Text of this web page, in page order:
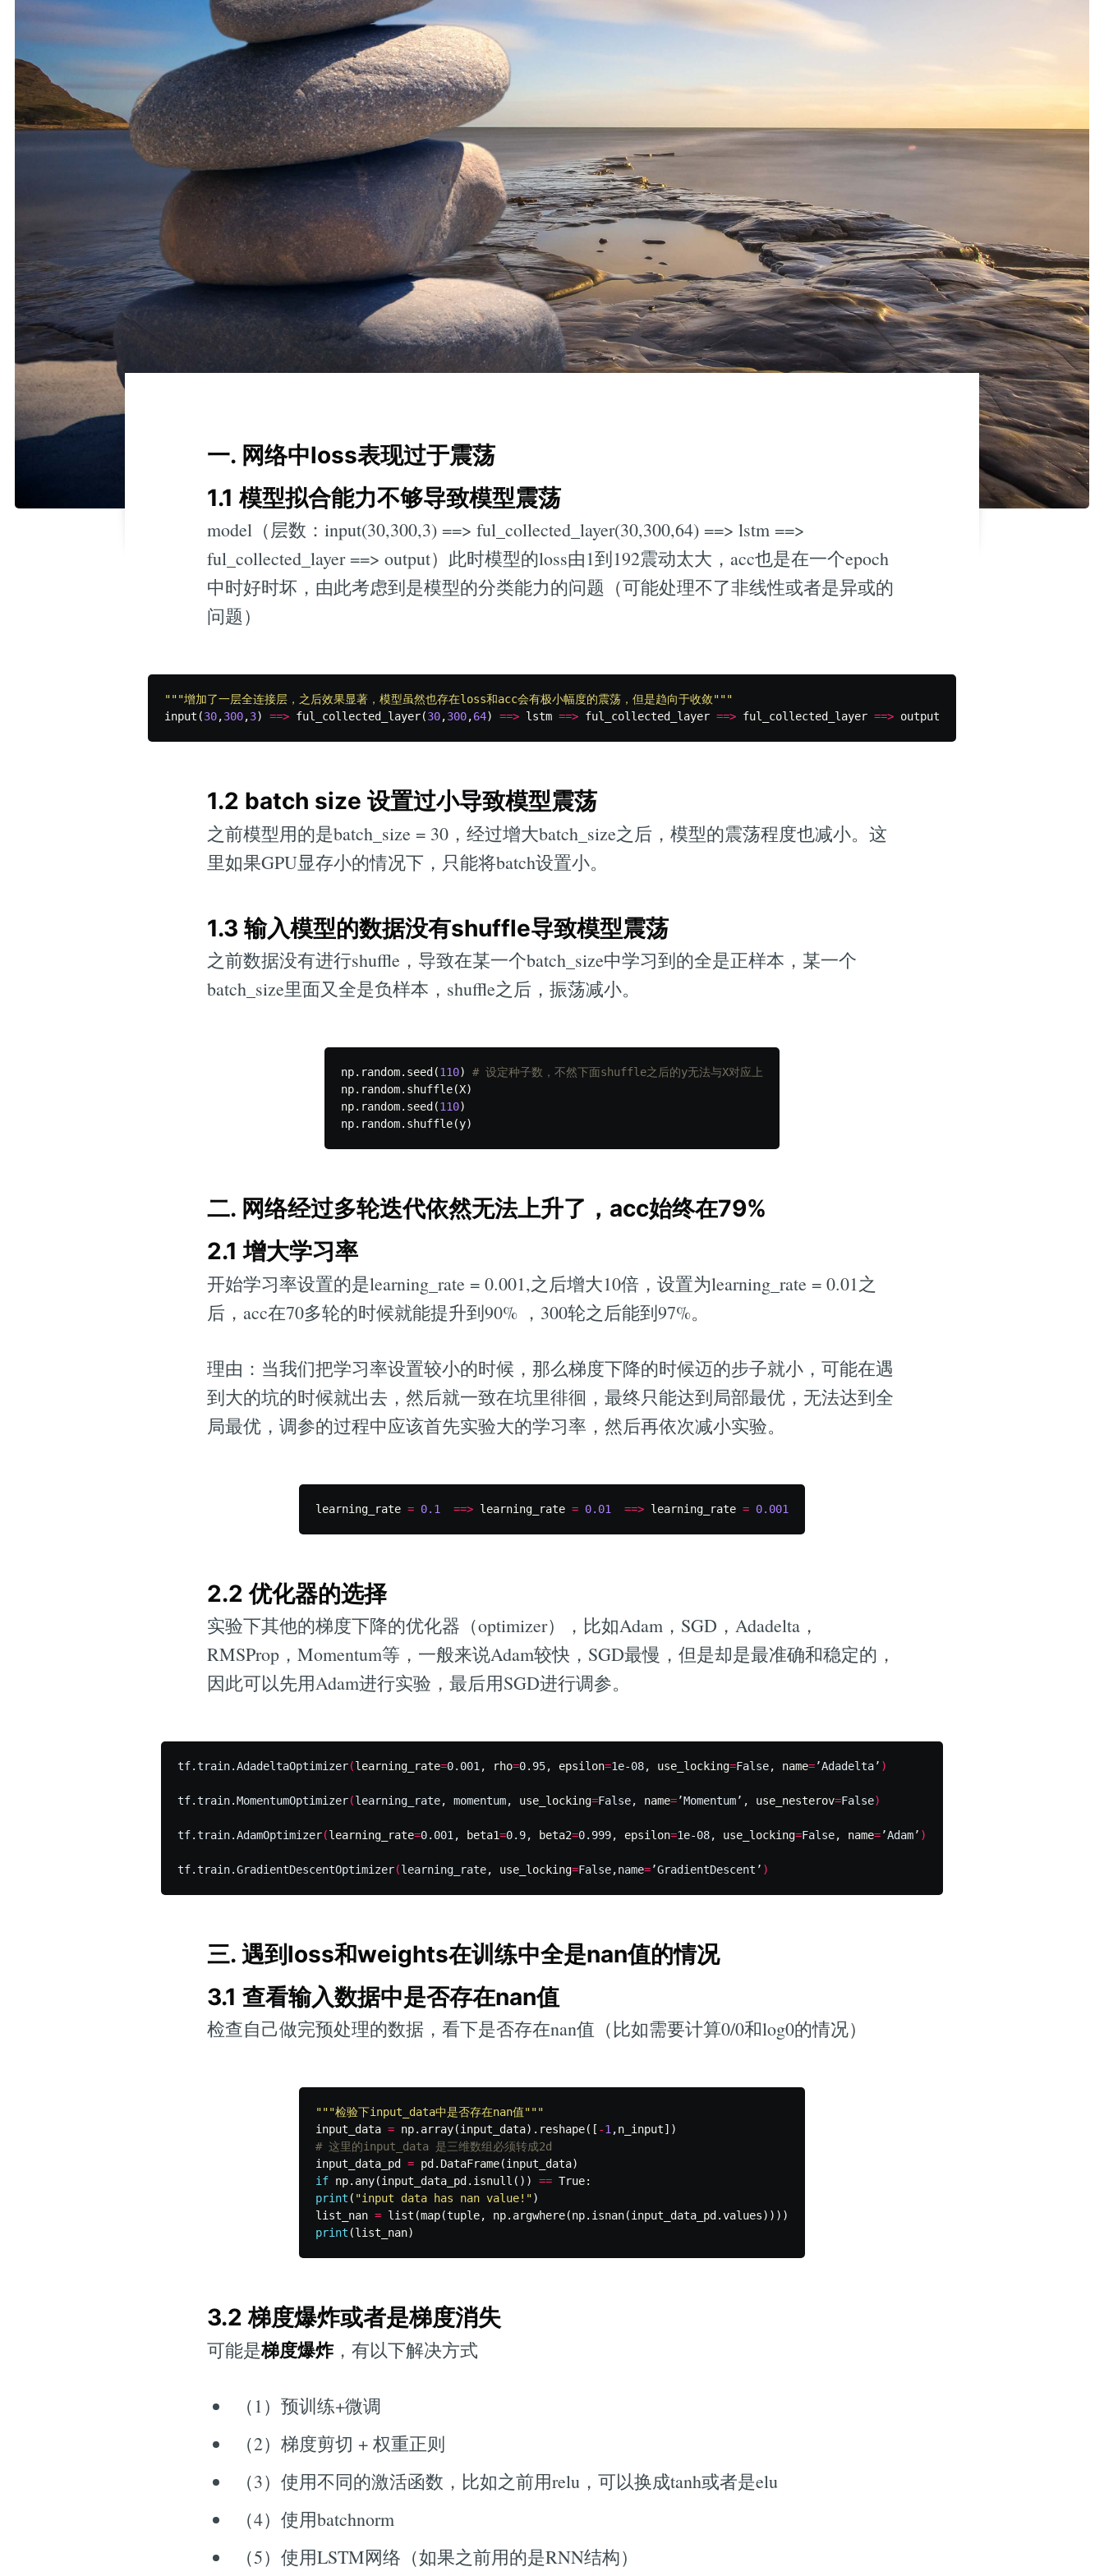
一. 网络中loss表现过于震荡
1.1 模型拟合能力不够导致模型震荡
model（层数：input(30,300,3) ==> ful_collected_layer(30,300,64) ==> lstm ==>
ful_collected_layer ==> output）此时模型的loss由1到192震动太大，acc也是在一个epoch
中时好时坏，由此考虑到是模型的分类能力的问题（可能处理不了非线性或者是异或的
问题）
"""增加了一层全连接层，之后效果显著，模型虽然也存在loss和acc会有极小幅度的震荡，但是趋向于收敛"""
input (30,300,3) ==> ful_collected_layer(30,300,64) ==> lstm ==> ful_collected_layer ==> ful_collected_layer ==> output
1.2 batch size 设置过小导致模型震荡
之前模型用的是batch_size = 30，经过增大batch_size之后，模型的震荡程度也减小。这
里如果GPU显存小的情况下，只能将batch设置小。
1.3 输入模型的数据没有shuffle导致模型震荡
之前数据没有进行shuffle，导致在某一个batch_size中学习到的全是正样本，某一个
batch_size里面又全是负样本，shuffle之后，振荡减小。
np. random. seed (110)
np. random. shuffle(X)
np. random. seed (110)
np. random. shuffle(y)
二. 网络经过多轮迭代依然无法上升了，acc始终在79%
2.1 增大学习率
开始学习率设置的是learning_rate = 0.001,之后增大10倍，设置为learning_rate = 0.01之
后，acc在70多轮的时候就能提升到90% ，300轮之后能到97%。
理由：当我们把学习率设置较小的时候，那么梯度下降的时候迈的步子就小，可能在遇
到大的坑的时候就出去，然后就一致在坑里徘徊，最终只能达到局部最优，无法达到全
局最优，调参的过程中应该首先实验大的学习率，然后再依次减小实验。
learning_rate = 0.1 ==> learning_rate = 0.01 ==> learning_rate = 0.001
2.2 优化器的选择
实验下其他的梯度下降的优化器（optimizer），比如Adam，SGD，Adadelta，
RMSProp，Momentum等，一般来说Adam较快，SGD最慢，但是却是最准确和稳定的，
因此可以先用Adam进行实验，最后用SGD进行调参。
tf.train.AdadeltaOptimizer(learning_rate=0.001, rho=0.95, epsilon=1e-08, use_locking=False, name=’Adadelta’ )
tf.train.MomentumOptimizer(learning_rate, momentum, use_locking=False, name=’Momentum’, use_nesterov=False)
tf.train.AdamOptimizer(learning_rate=0.001, beta1=0.9, beta2=0.999, epsilon=1e-08, use_locking=False, name=’Adam’ )
tf.train.GradientDescentOptimizer(learning_rate, use_locking=False,name=’GradientDescent’ )
三. 遇到loss和weights在训练中全是nan值的情况
3.1 查看输入数据中是否存在nan值
检查自己做完预处理的数据，看下是否存在nan值（比如需要计算0/0和log0的情况）
"""检验下input_data中是否存在nan值"""
input_data = np. array(input_data). reshape([ -1,n_input])
input_data_pd
= pd . DataFrame(input_data)
if np. any(input_data_pd . isnull ()) == True:
print ( "input data has nan value!")
list_nan = list (map(tuple, np. argwhere(np. isnan(input_data_pd .values))))
print (list_nan)
3.2 梯度爆炸或者是梯度消失
可能是梯度爆炸，有以下解决方式
（1）预训练+微调
（2）梯度剪切 + 权重正则
（3）使用不同的激活函数，比如之前用relu，可以换成tanh或者是elu
（4）使用batchnorm
（5）使用LSTM网络（如果之前用的是RNN结构）